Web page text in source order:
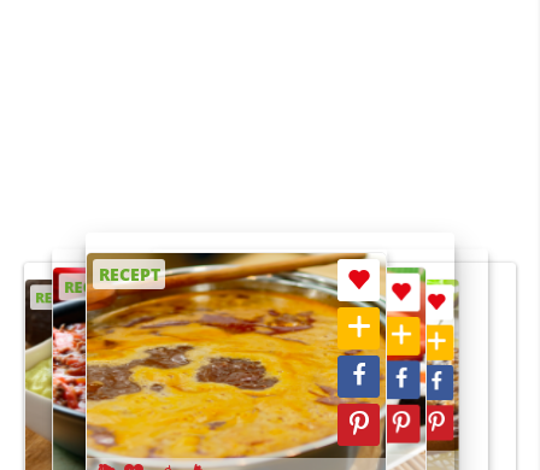
RECEPT
RECEPT
RECEPT
RECEPT
RECEPT